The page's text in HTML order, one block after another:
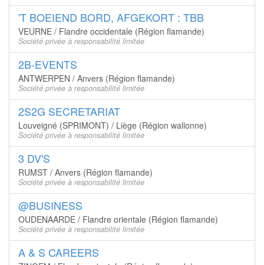
'T BOEIEND BORD, AFGEKORT : TBB
VEURNE / Flandre occidentale (Région flamande)
Société privée à responsabilité limitée
2B-EVENTS
ANTWERPEN / Anvers (Région flamande)
Société privée à responsabilité limitée
2S2G SECRETARIAT
Louveigné (SPRIMONT) / Liège (Région wallonne)
Société privée à responsabilité limitée
3 DV'S
RUMST / Anvers (Région flamande)
Société privée à responsabilité limitée
@BUSINESS
OUDENAARDE / Flandre orientale (Région flamande)
Société privée à responsabilité limitée
A & S CAREERS